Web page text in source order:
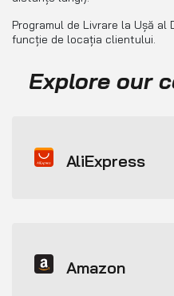
Programul de Livrare la Ușă al
funcție de locația clientului.
Explore our
AliExpress
Amazon